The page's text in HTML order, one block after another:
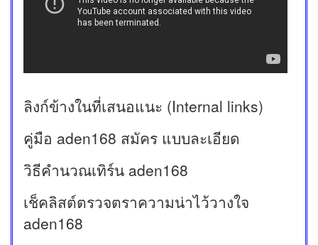
ลิงก์ข้างในที่เสนอแนะ (Internal links)
คู่มือ aden168 สมัคร แบบละเอียด
วิธีคำนวณเทิร์น aden168
เช็คลิสต์ตรวจตราความน่าไว้วางใจ
aden168